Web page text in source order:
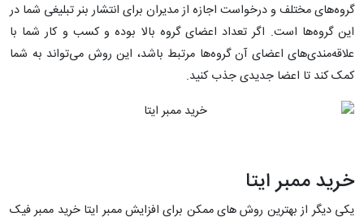
گروه‌های مختلف و درخواست اجازه از مدیران برای انتشار بنر تبلیغی شما در
این گروه‌ها است. اگر تعداد اعضای گروه بالا بوده و کسب و کار شما با
علاقه‌مندی‌های اعضای آن گروه‌ها مرتبط باشد، این روش می‌تواند به شما
کمک کند تا اعضا جدیدی جذب کنید.
خرید ممبر ایتا
یکی دیگر از بهترین روش های ممکن برای افزایش ممبر ایتا خرید ممبر فیک